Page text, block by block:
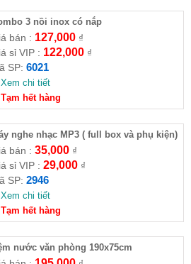
3 nồi inox có nắp
bán : 127,000₫
sỉ VIP : 122,000₫
SP: 6021
chi tiết
hết hàng
nghe nhạc MP3 ( full box và phụ kiện)
bán : 35,000₫
sỉ VIP : 29,000₫
SP: 2946
chi tiết
hết hàng
nước văn phòng 190x75cm